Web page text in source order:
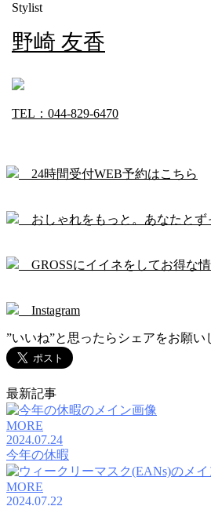
Stylist
野崎 友香
TEL：044-829-6470
24時間受付WEB予約はこちら
おしゃれをもっと。あなたとず
GROSSにイイネをしてお得な
Instagram
”いいね”と思ったらシェアをお願い
最新記事
MORE
2024.07.24
今年の休暇
MORE
2024.07.22